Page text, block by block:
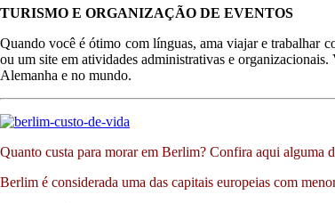
TURISMO E ORGANIZAÇÃO DE EVENTOS
Quando você é ótimo com línguas, ama viajar e trabalhar
ou um site em atividades administrativas e
Alemanha e no mundo.
Quanto custa para morar em Berlim? Confira aqui alguma
Berlim é considerada uma das capitais europeias com